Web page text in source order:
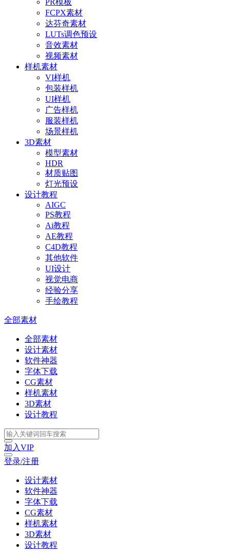
FCPX素材
达芬奇素材
LUTs调色预设
音效素材
视频素材
样机素材
VI样机
包装样机
UI样机
广告样机
服装样机
场景样机
3D素材
模型素材
HDR
材质贴图
灯光预设
设计教程
AIGC
PS教程
Ai教程
AE教程
C4D教程
其他软件
UI设计
视觉电商
经验分享
手绘教程
全部素材
全部素材
设计素材
软件神器
字体下载
CG素材
样机素材
3D素材
设计教程
加入VIP
登录/注册
设计素材
软件神器
字体下载
CG素材
样机素材
3D素材
设计教程